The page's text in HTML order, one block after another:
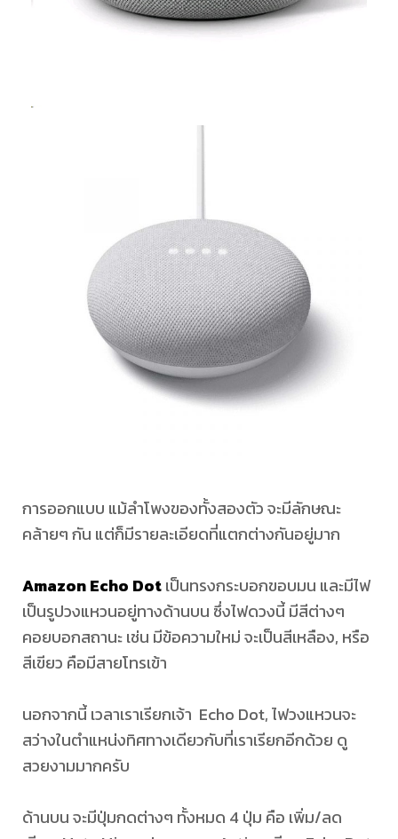
การออกแบบ แม้ลำโพงของทั้งสองตัว จะมีลักษณะ
คล้ายๆ กัน แต่ก็มีรายละเอียดที่แตกต่างกันอยู่มาก
Amazon Echo Dotเป็นทรงกระบอกขอบมน และมีไฟ
เป็นรูปวงแหวนอยู่ทางด้านบน ซึ่งไฟดวงนี้ มีสีต่างๆ
คอยบอกสถานะ เช่น มีข้อความใหม่ จะเป็นสีเหลือง, หรือ
สีเขียว คือมีสายโทรเข้า
นอกจากนี้ เวลาเราเรียกเจ้า Echo Dot, ไฟวงแหวนจะ
สว่างในตำแหน่งทิศทางเดียวกับที่เราเรียกอีกด้วย ดู
สวยงามมากครับ
ด้านบน จะมีปุ่มกดต่างๆ ทั้งหมด 4 ปุ่ม คือ เพิ่ม/ลด